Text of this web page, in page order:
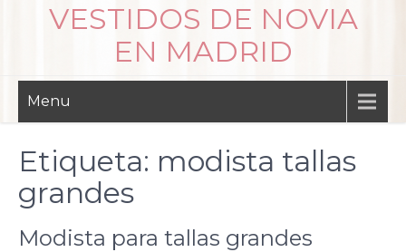
VESTIDOS DE NOVIA
EN MADRID
Menu
Etiqueta: modista tallas
grandes
Modista para tallas grandes